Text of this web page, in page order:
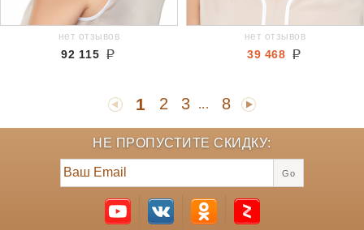
нет отзывов
92 115
нет отзывов
39 468
1 2 3 ... 8
НЕ ПРОПУСТИТЕ СКИДКУ:
Go